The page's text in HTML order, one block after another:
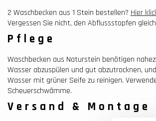
2 Waschbecken aus 1 Stein bestellen? Hier
Vergessen Sie nicht, den Abflussstopfen
Pflege
Waschbecken aus Naturstein benötigen
Wasser abzuspülen und gut abzutrocknen,
Wasser mit grüner Seife zu reinigen.
Scheuerschwämme.
Versand & Montage